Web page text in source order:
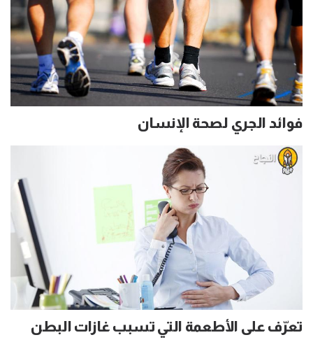
فوائد الجري لصحة الإنسان
تعرّف على الأطعمة التي تسبب غازات البطن